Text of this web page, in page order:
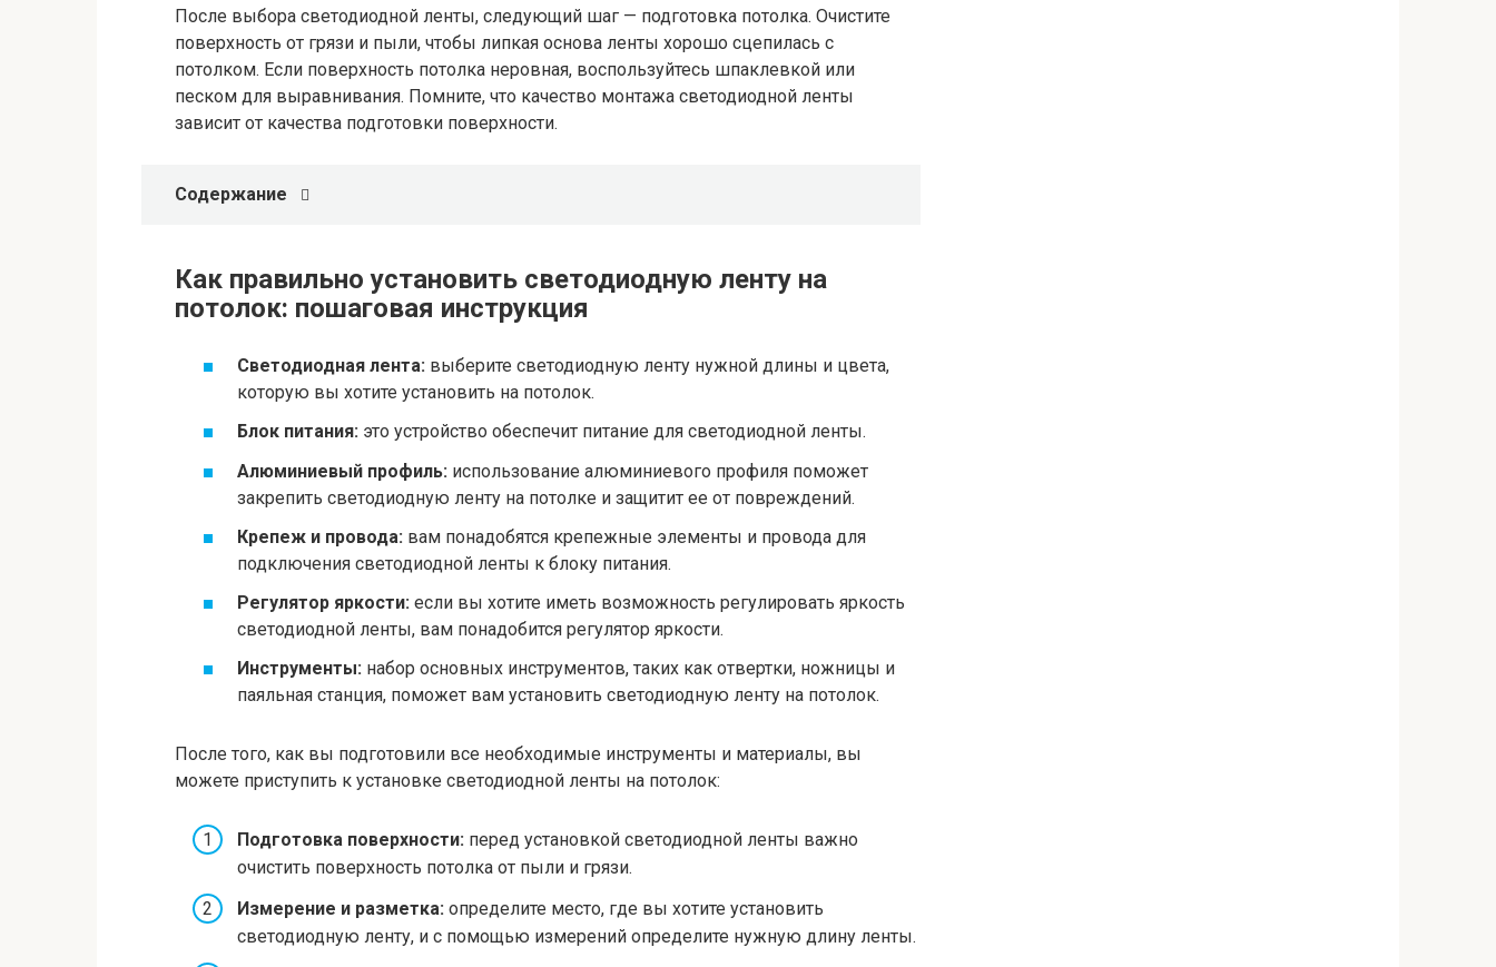
После выбора светодиодной ленты, следующий шаг — подготовка потолка. Очистите
поверхность от грязи и пыли, чтобы липкая основа ленты хорошо сцепилась с
потолком. Если поверхность потолка неровная, воспользуйтесь шпаклевкой или
песком для выравнивания. Помните, что качество монтажа светодиодной ленты
зависит от качества подготовки поверхности.
Содержание
Как правильно установить светодиодную ленту на
потолок: пошаговая инструкция
Светодиодная лента: выберите светодиодную ленту нужной длины и цвета,
которую вы хотите установить на потолок.
Блок питания: это устройство обеспечит питание для светодиодной ленты.
Алюминиевый профиль: использование алюминиевого профиля поможет
закрепить светодиодную ленту на потолке и защитит ее от повреждений.
Крепеж и провода: вам понадобятся крепежные элементы и провода для
подключения светодиодной ленты к блоку питания.
Регулятор яркости: если вы хотите иметь возможность регулировать яркость
светодиодной ленты, вам понадобится регулятор яркости.
Инструменты: набор основных инструментов, таких как отвертки, ножницы и
паяльная станция, поможет вам установить светодиодную ленту на потолок.
После того, как вы подготовили все необходимые инструменты и материалы, вы
можете приступить к установке светодиодной ленты на потолок:
Подготовка поверхности: перед установкой светодиодной ленты важно
очистить поверхность потолка от пыли и грязи.
Измерение и разметка: определите место, где вы хотите установить
светодиодную ленту, и с помощью измерений определите нужную длину ленты.